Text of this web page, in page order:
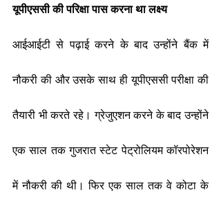
यूपीएससी की परिक्षा पास करना था लक्ष्य
आईआईटी से पढ़ाई करने के बाद उन्होंने बैंक में
नौकरी की और उसके साथ ही यूपीएससी परीक्षा की
तैयारी भी करते रहे। ग्रेजुएशन करने के बाद उन्होंने
एक साल तक गुजरात स्टेट पेट्रोलियम कॉरपोरेशन
में नौकरी की थी। फिर एक साल तक वे कोटा के